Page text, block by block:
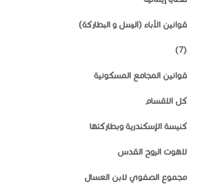
قوانين الآباء (الرسل و البطاركة)
(7)
قوانين المجامع المسكونية
كل الاقسام
كنيسة الإسكندرية وبطاركتها
لاهوت الروح القدس
مجموع الصفوي لابن العسال